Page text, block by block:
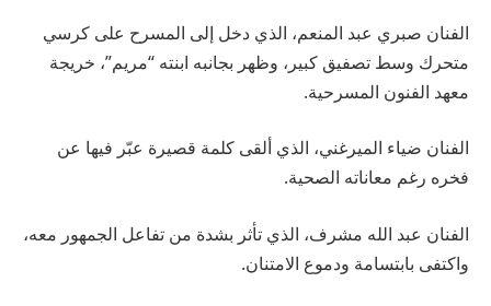
الفنان صبري عبد المنعم، الذي دخل إلى المسرح على كرسي
متحرك وسط تصفيق كبير، وظهر بجانبه ابنته “مريم”، خريجة
معهد الفنون المسرحية.
الفنان ضياء الميرغني، الذي ألقى كلمة قصيرة عبّر فيها عن
فخره رغم معاناته الصحية.
الفنان عبد الله مشرف، الذي تأثر بشدة من تفاعل الجمهور معه،
واكتفى بابتسامة ودموع الامتنان.